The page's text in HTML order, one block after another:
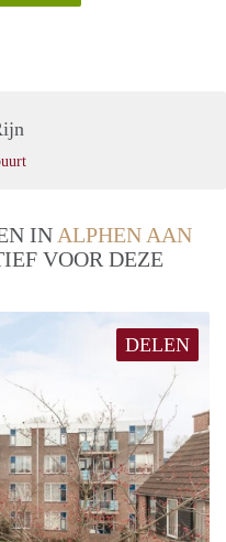
IN ALPHEN AAN
VOOR DEZE
DELEN